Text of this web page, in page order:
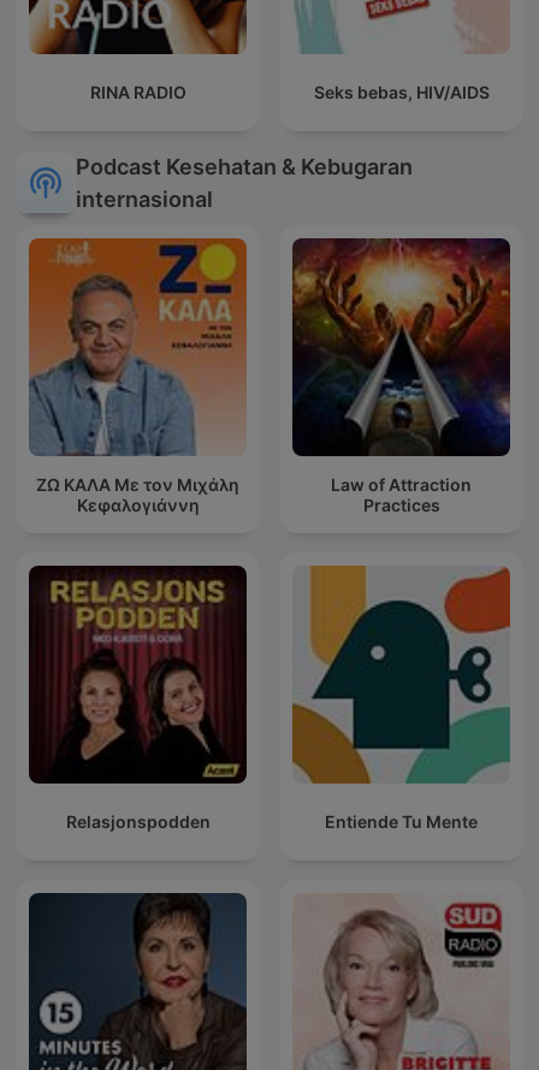
RINA RADIO Seks bebas, HIV/AIDS
Podcast Kesehatan & Kebugaran
internasional
ΖΩ ΚΑΛΑ Με τον Μιχάλη
Κεφαλογιάννη
Law of Attraction
Practices
Relasjonspodden Entiende Tu Mente